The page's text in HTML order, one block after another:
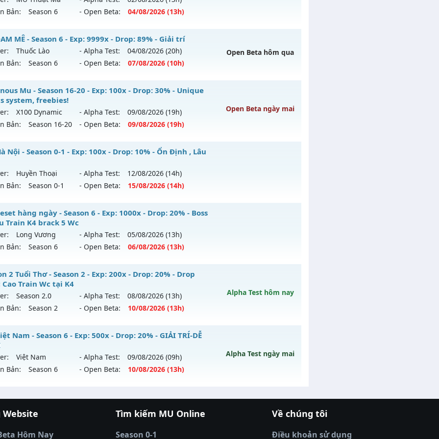
Phoenix Season 6.15
400x - Drop: 20%
loại: Mu Custom thêm đồ mới
UGK Shield + Phoenix
Bản:
Season 6 - Open Beta: 04/08/2026 (13h)
Thuật Ma - Săn Boss nhận Xu & Đồ Socket cuối,
mới ra tháng 08 2026 - Mở máy chủMU Thuật Ma
vào 13h ngày 04/08/2626
reset: Reset In Game
loại: Mu Nguyên bản Webzen
VietGuard
MÊ - Season 6 - Exp: 9999x - Drop: 89% - Giải trí
Thuốc Lào - Alpha Test: 04/08/2026 (20h)
Bản:
Season 6 - Open Beta: 07/08/2026 (10h)
Open Beta hôm qua
ĐAM MÊ - Giải trí
mới ra tháng 08 2026 - Mở máy chủThuốc Lào vào 10h ngày 07/08/2626
9999x - Drop: 89%
loại: Mu Bán Đồ Full Trong Shop
UGK
Mu - Season 16-20 - Exp: 100x - Drop: 30% - Unique
system, freebies!
X100 Dynamic - Alpha Test: 09/08/2026 (19h)
Bản:
Season 16-20 - Open Beta: 09/08/2026 (19h)
Open Beta ngày mai
Mu - Unique resets system, freebies!
mới ra tháng 08 2026 - Mở máy chủX100 Dynamic
100x - Drop: 30%
loại: Mu Nguyên bản Webzen
Yes
Nội - Season 0-1 - Exp: 100x - Drop: 10% - Ổn Định , Lâu
Huyền Thoại - Alpha Test: 12/08/2026 (14h)
Bản:
Season 0-1 - Open Beta: 15/08/2026 (14h)
Hà Nội - Ổn Định , Lâu Dài
mới ra tháng 08 2026 - Mở máy chủHuyền Thoại
100x - Drop: 10%
loại: Mu Nguyên bản Webzen
ICM
hàng ngày - Season 6 - Exp: 1000x - Drop: 20% - Boss
Train K4 brack 5 Wc
Long Vương - Alpha Test: 05/08/2026 (13h)
Bản:
Season 6 - Open Beta: 06/08/2026 (13h)
Reset hàng ngày - Boss Nhiều Train K4 brack 5 Wc
mới ra tháng 08 2026 - Mở máy chủLong Vương
vào 13h ngày 06/08/2626
1000x - Drop: 20%
loại: Mu Nguyên bản Webzen
GameGuard
2 Tuổi Thơ - Season 2 - Exp: 200x - Drop: 20% - Drop
Cao Train Wc tại K4
Season 2.0 - Alpha Test: 08/08/2026 (13h)
Bản:
Season 2 - Open Beta: 10/08/2026 (13h)
Alpha Test hôm nay
2 Tuổi Thơ - Drop Ngọc Cao Train Wc tại K4
mới ra tháng 08 2026 - Mở máy chủSeason 2.0 vào 13h ngày 10/08/2626
200x - Drop: 20%
Nam - Season 6 - Exp: 500x - Drop: 20% - GIẢI TRÍ-DỄ
Việt Nam - Alpha Test: 09/08/2026 (09h)
Bản:
Season 6 - Open Beta: 10/08/2026 (13h)
Alpha Test ngày mai
Việt Nam - GIẢI TRÍ-DỄ CHƠI
mới ra tháng 08 2026 - Mở máy chủViệt Nam vào 13h ngày 10/08/2626
500x - Drop: 20%
đổi thưởng |789club |789club |Link xem bóng đá
Website
Hôm Nay
Tìm kiếm MU Online
Season 0-1
Về chúng tôi
Điều khoản sử dụng